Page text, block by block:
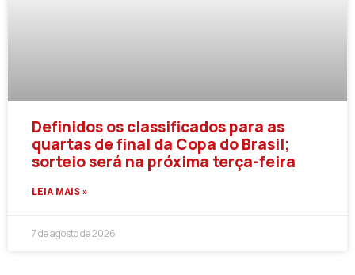
Definidos os classificados para as
quartas de final da Copa do Brasil;
sorteio será na próxima terça-feira
LEIA MAIS »
7 de agosto de 2026